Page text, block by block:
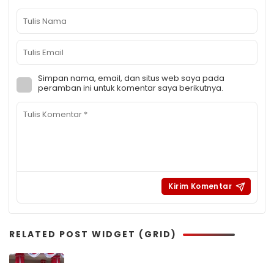
Simpan nama, email, dan situs web saya pada
peramban ini untuk komentar saya berikutnya.
RELATED POST WIDGET (GRID)